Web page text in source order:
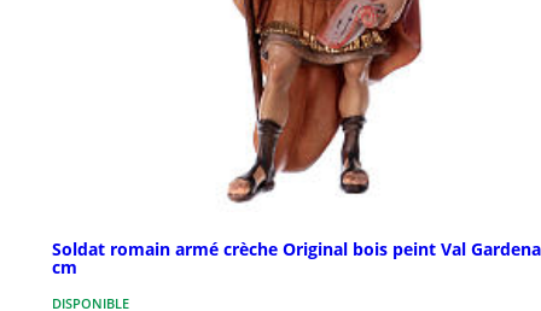
Soldat romain armé crèche Original bois peint Val
cm
DISPONIBLE